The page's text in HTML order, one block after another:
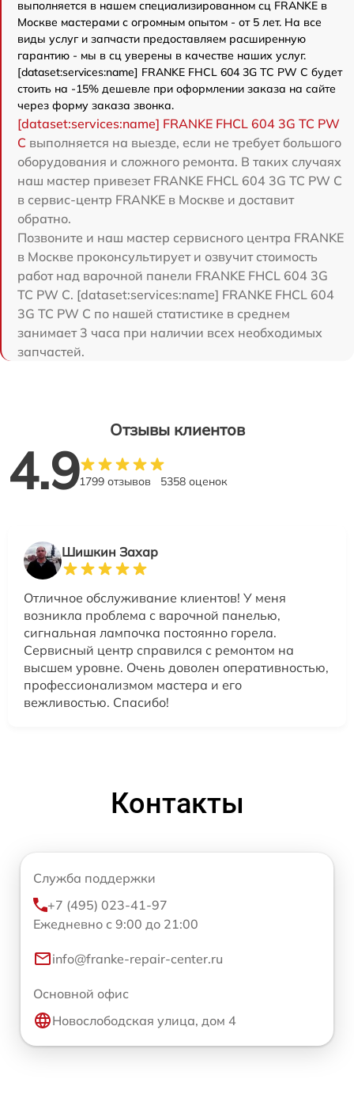
выполняется в нашем специализированном сц FRANKE в
Москве мастерами с огромным опытом - от 5 лет. На все
виды услуг и запчасти предоставляем расширенную
гарантию - мы в сц уверены в качестве наших услуг.
[dataset:services:name] FRANKE FHCL 604 3G TC PW C будет
стоить на -15% дешевле при оформлении заказа на сайте
через форму заказа звонка.
[dataset:services:name] FRANKE FHCL 604 3G TC PW
C выполняется на выезде, если не требует большого
оборудования и сложного ремонта. В таких случаях
наш мастер привезет FRANKE FHCL 604 3G TC PW C
в сервис-центр FRANKE в Москве и доставит
обратно.
Позвоните и наш мастер сервисного центра FRANKE
в Москве проконсультирует и озвучит стоимость
работ над варочной панели FRANKE FHCL 604 3G
TC PW C. [dataset:services:name] FRANKE FHCL 604
3G TC PW C по нашей статистике в среднем
занимает 3 часа при наличии всех необходимых
запчастей.
Отзывы клиентов
4.91799 отзывов 5358 оценок
Шишкин Захар
Отличное обслуживание клиентов! У меня
возникла проблема с варочной панелью,
сигнальная лампочка постоянно горела.
Сервисный центр справился с ремонтом на
высшем уровне. Очень доволен оперативностью,
профессионализмом мастера и его
вежливостью. Спасибо!
Контакты
Служба поддержки
+7 (495) 023-41-97
Ежедневно с 9:00 до 21:00
info@franke-repair-center.ru
Основной офис
Новослободская улица, дом 4